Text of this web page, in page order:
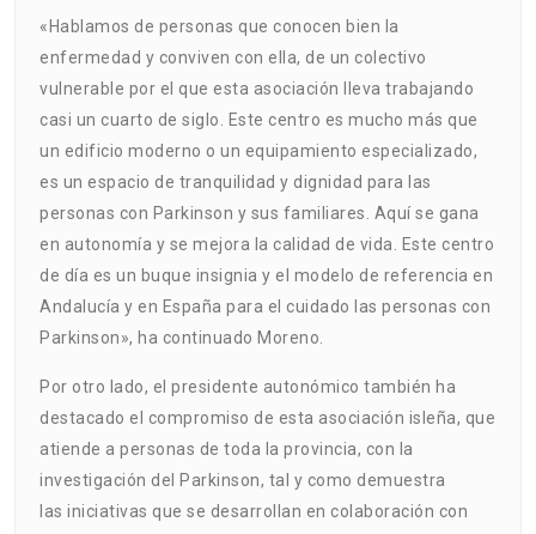
«Hablamos de personas que conocen bien la
enfermedad y conviven con ella, de un colectivo
vulnerable por el que esta asociación lleva trabajando
casi un cuarto de siglo. Este centro es mucho más que
un edificio moderno o un equipamiento especializado,
es un espacio de tranquilidad y dignidad para las
personas con Parkinson y sus familiares. Aquí se gana
en autonomía y se mejora la calidad de vida. Este centro
de día es un buque insignia y el modelo de referencia en
Andalucía y en España para el cuidado las personas con
Parkinson», ha continuado Moreno.
Por otro lado, el presidente autonómico también ha
destacado el compromiso de esta asociación isleña, que
atiende a personas de toda la provincia, con la
investigación del Parkinson, tal y como demuestra
las iniciativas que se desarrollan en colaboración con